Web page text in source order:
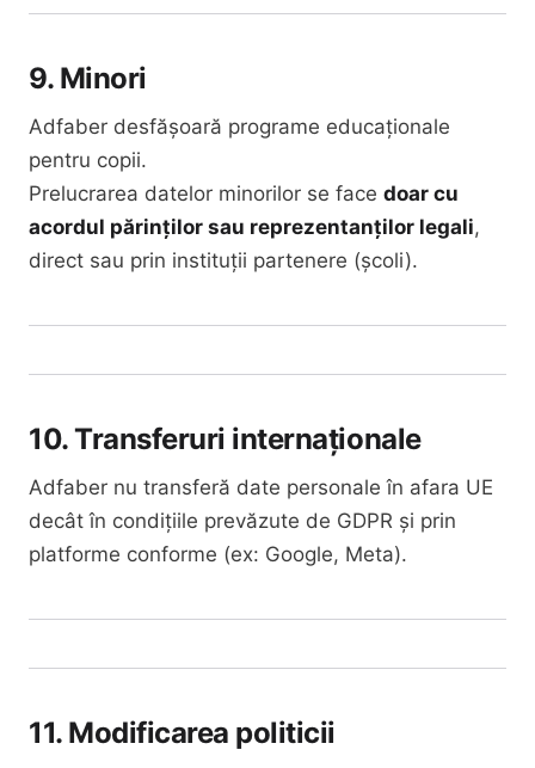
9. Minori
Adfaber desfășoară programe educaționale
pentru copii.
Prelucrarea datelor minorilor se face doar cu
acordul părinților sau reprezentanților legali,
direct sau prin instituții partenere (școli).
10. Transferuri internaționale
Adfaber nu transferă date personale în afara UE
decât în condițiile prevăzute de GDPR și prin
platforme conforme (ex: Google, Meta).
11. Modificarea politicii